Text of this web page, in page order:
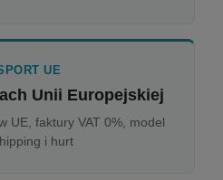
UE
Unii Europejskiej
UE, faktury VAT 0%, model
i hurt